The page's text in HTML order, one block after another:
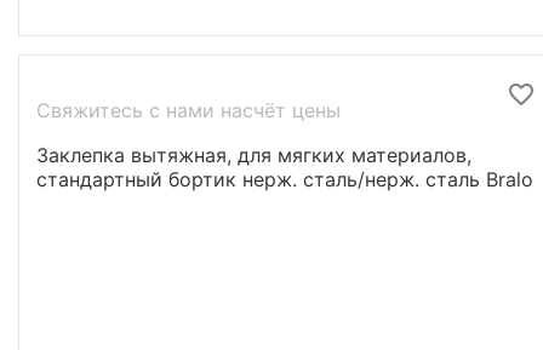
Свяжитесь с нами насчёт цены
Заклепка вытяжная, для мягких материалов,
стандартный бортик нерж. сталь/нерж. сталь Bralo